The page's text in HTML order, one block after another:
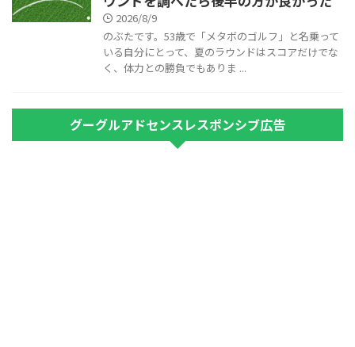
2026/8/9
のぶたです。53歳で「メタボのゴルフ」と名乗って
いる自分にとって、夏のラウンドはスコアだけでな
く、体力との勝負でもありま ...
グーグルアドセンスレスポンシブ広告